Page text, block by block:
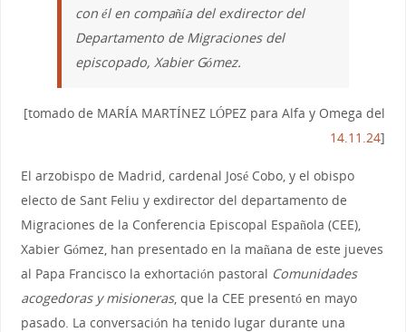
con él en compañía del exdirector del
Departamento de Migraciones del
episcopado, Xabier Gómez.
[tomado de MARÍA MARTÍNEZ LÓPEZ para Alfa y Omega del
14.11.24]
El arzobispo de Madrid, cardenal José Cobo, y el obispo
electo de Sant Feliu y exdirector del departamento de
Migraciones de la Conferencia Episcopal Española (CEE),
Xabier Gómez, han presentado en la mañana de este jueves
al Papa Francisco la exhortación pastoral Comunidades
acogedoras y misioneras, que la CEE presentó en mayo
pasado. La conversación ha tenido lugar durante una